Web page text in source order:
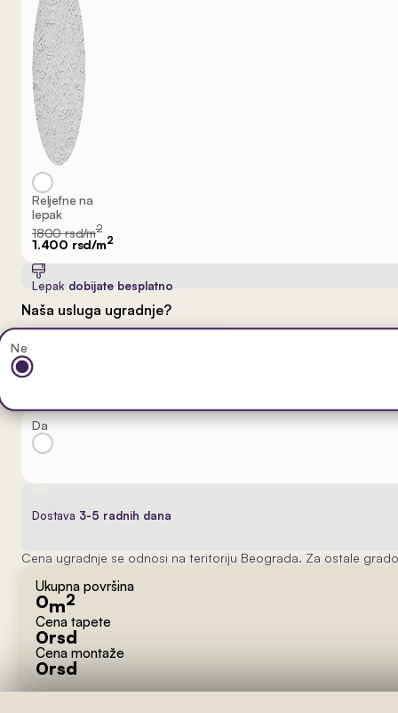
Reljefne na
lepak
1800 rsd/m2
1.400 rsd/m2
Lepak dobijate besplatno
Naša usluga ugradnje?
Ne
Da
Dostava 3-5 radnih dana
Cena ugradnje se odnosi na teritoriju Beograda. Za ostale
Ukupna površina
0m2
Cena tapete
0rsd
Cena montaže
0rsd